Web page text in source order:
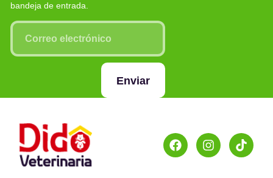
bandeja de entrada.
Enviar